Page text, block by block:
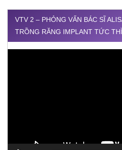
VTV 2 – PHỎNG VẤN BÁC SĨ
TRỒNG RĂNG IMPLANT TỨC THÌ